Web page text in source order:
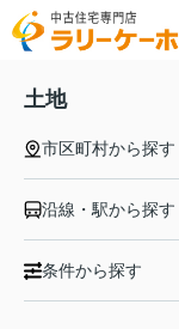
土地
市区町村から探す
沿線・駅から探す
条件から探す